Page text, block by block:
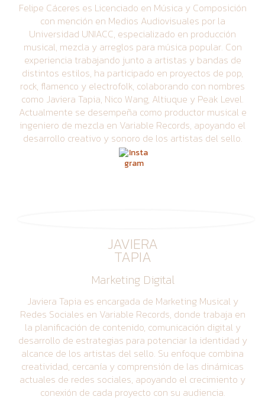
Felipe Cáceres es Licenciado en Música y Composición
con mención en Medios Audiovisuales por la
Universidad UNIACC, especializado en producción
musical, mezcla y arreglos para música popular. Con
experiencia trabajando junto a artistas y bandas de
distintos estilos, ha participado en proyectos de pop,
rock, flamenco y electrofolk, colaborando con nombres
como Javiera Tapia, Nico Wang, Altiuque y Peak Level.
Actualmente se desempeña como productor musical e
ingeniero de mezcla en Variable Records, apoyando el
desarrollo creativo y sonoro de los artistas del sello.
JAVIERA
TAPIA
Marketing Digital
Javiera Tapia es encargada de Marketing Musical y
Redes Sociales en Variable Records, donde trabaja en
la planificación de contenido, comunicación digital y
desarrollo de estrategias para potenciar la identidad y
alcance de los artistas del sello. Su enfoque combina
creatividad, cercanía y comprensión de las dinámicas
actuales de redes sociales, apoyando el crecimiento y
conexión de cada proyecto con su audiencia.